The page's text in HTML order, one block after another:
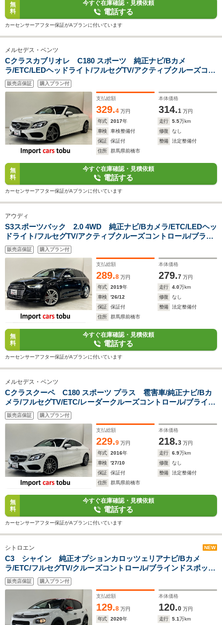
無
料
今すぐ在庫確認・見積依頼
電話する
カーセンサーアフター保証がAプランに付いています
メルセデス・ベンツ
Cクラスカブリオレ C180 スポーツ 純正ナビ/Bカメ
ラ/ETC/LEDヘッドライト/フルセグTV/アクティブクルーズコン
トロール/ブラインドスポットモニター/ステアリングアシスト/
パドルシフト/レーンキープ/シートヒーター/スマートキー/キー
販売店保証 購入プラン付
支払総額
329.4 万円
本体価格
314.1 万円
年式
2017年 走行 5.5万km
車検
車検整備付 修復
なし
保証
保証付 整備
法定整備付
住所
群馬県前橋市
無
料
今すぐ在庫確認・見積依頼
電話する
カーセンサーアフター保証がAプランに付いています
アウディ
S3スポーツバック 2.0 4WD 純正ナビ/Bカメラ/ETC/LEDヘッ
ドライト/フルセグTV/アクティブクルーズコントロール/ブライ
ンドスポットモニター/レッドブレーキキャリパー/パドルシフ
ト/シートヒーター/パワーシート/スマートキー/キーレス
販売店保証 購入プラン付
支払総額
289.8 万円
本体価格
279.7 万円
年式
2019年 走行 4.0万km
車検
'26/12 修復
なし
保証
保証付 整備
法定整備付
住所
群馬県前橋市
無
料
今すぐ在庫確認・見積依頼
電話する
カーセンサーアフター保証がAプランに付いています
メルセデス・ベンツ
Cクラスクーペ C180 スポーツ プラス 雹害車/純正ナビ/Bカ
メラ/フルセグTV/ETC/レーダークルーズコントロール/ブライン
ドスポットモニター/シートヒーター/パワーシート/黒革シート/
スマートキー/キーレス
販売店保証 購入プラン付
支払総額
229.9 万円
本体価格
218.3 万円
年式
2016年 走行 6.9万km
車検
'27/10 修復
なし
保証
保証付 整備
法定整備付
住所
群馬県前橋市
無
料
今すぐ在庫確認・見積依頼
電話する
カーセンサーアフター保証がAプランに付いています
シトロエン NEW
C3 シャイン 純正オプションカロッツェリアナビ/Bカメ
ラ/ETC/フルセグTV/クルーズコントロール/ブラインドスポット
モニター/リア障害物センサー/純正アルミホイール/スマートキ
ー/キーレス
販売店保証 購入プラン付
支払総額
129.8 万円
本体価格
120.0 万円
年式
2020年 走行 5.1万km